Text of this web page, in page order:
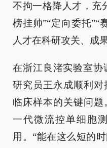
不拘一格降人才，充
榜挂帅”“定向委托”“
人才在科研攻关、成
在浙江良渚实验室协
研究员王永成顺利对
临床样本的关键问
一代微流控单细胞
用。“能在这么短的